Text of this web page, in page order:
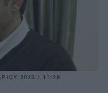
2025/ 11:28